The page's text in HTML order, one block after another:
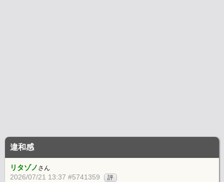
違和感
リタゾノ さん
2026/07/21 13:37 #5741359 評